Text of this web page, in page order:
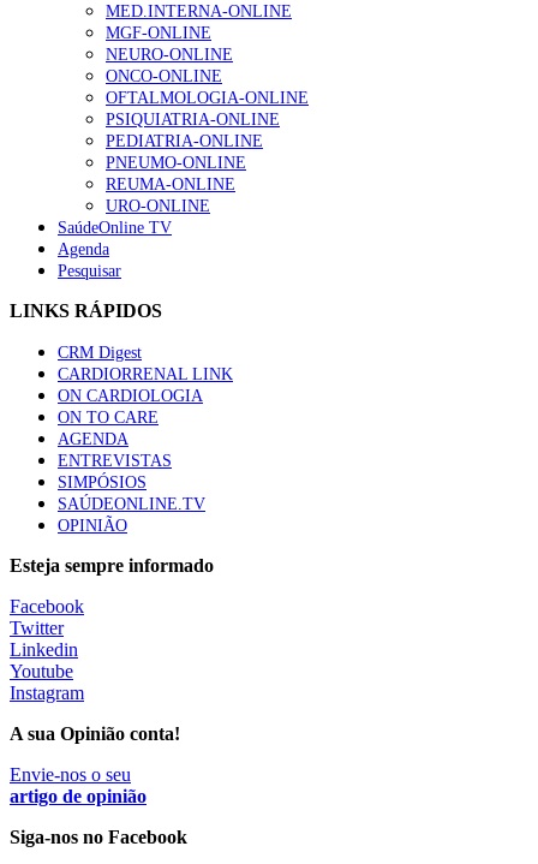
Alguns milhares de utentes podem ficar sem médico de
família com nova regras do registo, alerta associação
160 visualizações
“Os programas de rastreio do cancro do pulmão são
custo-efetivos e representam um investimento
sustentável para os sistemas de saúde”
94 visualizações
Quase quatro em cada dez doentes com enfarte
apresentavam níveis elevados de Lp(a), revela estudo
88 visualizações
Trodelvy aprovado para primeira linha no cancro da
mama triplo negativo metastático em doentes não
elegíveis para inibidores PD-(L)1
61 visualizações
MAIS NOTÍCIAS
Quase 11.900 jovens recorreram aos cheques psicólogo e
nutricionista no primeiro mês
7 Ago, 2026|0 Comments
ULS de Coimbra estreia cirurgia endoscópica do ouvido com
apoio robótico em Portugal
MED.INTERNA-ONLINE
MGF-ONLINE
NEURO-ONLINE
ONCO-ONLINE
OFTALMOLOGIA-ONLINE
PSIQUIATRIA-ONLINE
PEDIATRIA-ONLINE
PNEUMO-ONLINE
REUMA-ONLINE
URO-ONLINE
SaúdeOnline TV
Agenda
Pesquisar
LINKS RÁPIDOS
CRM Digest
CARDIORRENAL LINK
ON CARDIOLOGIA
ON TO CARE
AGENDA
ENTREVISTAS
SIMPÓSIOS
SAÚDEONLINE.TV
OPINIÃO
Esteja sempre informado
Facebook
Twitter
Linkedin
Youtube
Instagram
A sua Opinião conta!
Envie-nos o seu
artigo de opinião
Siga-nos no Facebook